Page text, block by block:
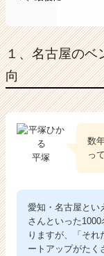
１、名古屋の
向
平塚
数
っ
愛知・名古屋とい
さんといった
りますが、「それ
ートアップがたく